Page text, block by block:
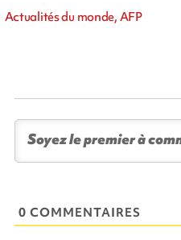
Actualités du monde, AFP
0 COMMENTAIRES